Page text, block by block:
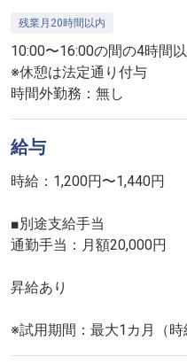
残業月20時間以内
10:00〜16:00の間の4時間
※休憩は法定通り付与
時間外勤務：無し
給与
時給：1,200円〜1,440円
■別途支給手当
通勤手当：月額20,000円
昇給あり
※試用期間：最大1カ月（時